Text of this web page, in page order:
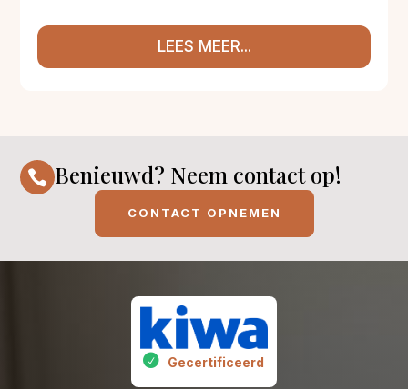
LEES MEER...
 Benieuwd? Neem contact op!
CONTACT OPNEMEN
Gecertificeerd